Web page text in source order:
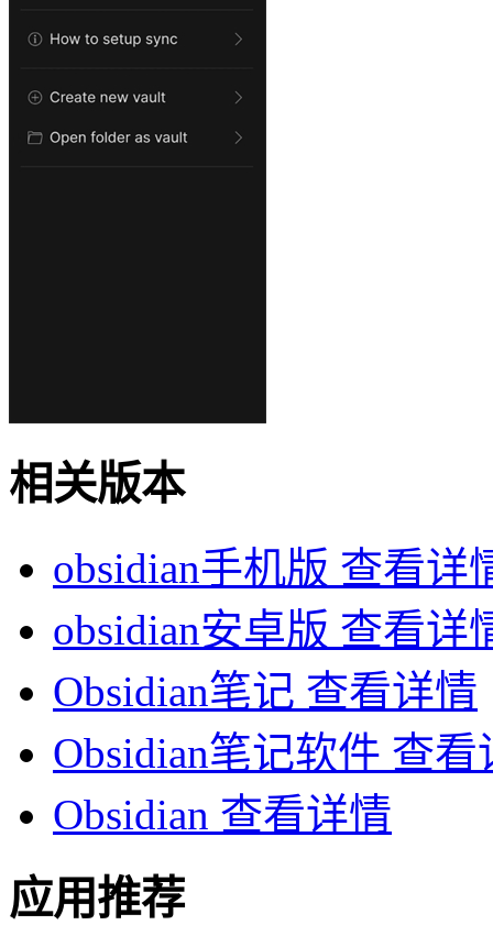
相关版本
obsidian手机版 查看详
obsidian安卓版 查看详
Obsidian笔记 查看详情
Obsidian笔记软件 查看
Obsidian 查看详情
应用推荐